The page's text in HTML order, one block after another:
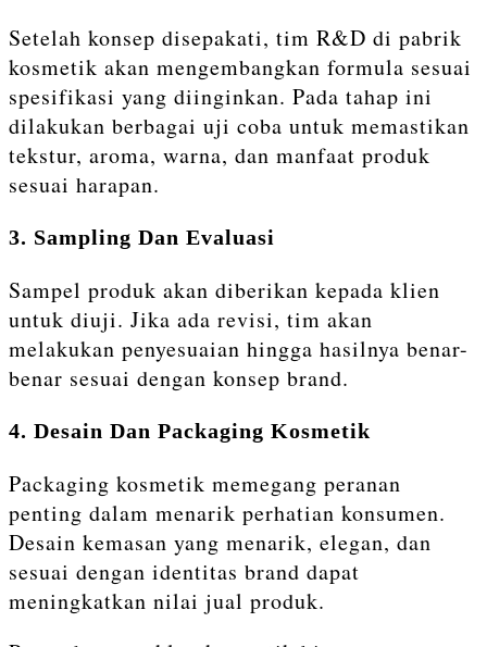
Setelah konsep disepakati, tim R&D di pabrik
kosmetik akan mengembangkan formula sesuai
spesifikasi yang diinginkan. Pada tahap ini
dilakukan berbagai uji coba untuk memastikan
tekstur, aroma, warna, dan manfaat produk
sesuai harapan.
3. Sampling Dan Evaluasi
Sampel produk akan diberikan kepada klien
untuk diuji. Jika ada revisi, tim akan
melakukan penyesuaian hingga hasilnya benar-
benar sesuai dengan konsep brand.
4. Desain Dan Packaging Kosmetik
Packaging kosmetik memegang peranan
penting dalam menarik perhatian konsumen.
Desain kemasan yang menarik, elegan, dan
sesuai dengan identitas brand dapat
meningkatkan nilai jual produk.